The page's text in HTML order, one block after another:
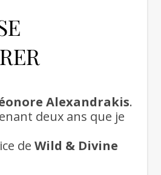
Alexandrakis.
deux ans que je
de Wild & Divine